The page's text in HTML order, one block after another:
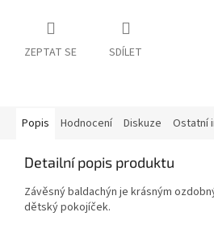
ZEPTAT SE SDÍLET
Popis Hodnocení Diskuze Ostatní
Detailní popis produktu
Závěsný baldachýn je krásným
dětský pokojíček.